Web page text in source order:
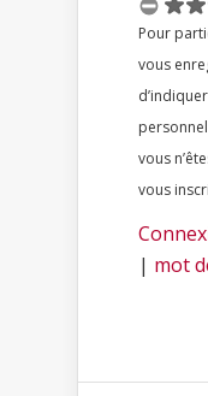
Pour participer à ce
vous
personnel qui
vous
vous
| mot